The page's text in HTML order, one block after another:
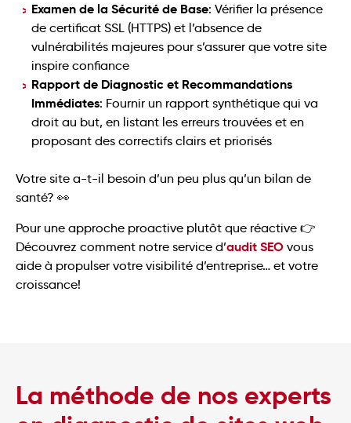
Examen de la Sécurité de Base: Vérifier la présence
de certificat SSL (HTTPS) et l’absence de
vulnérabilités majeures pour s’assurer que votre site
inspire confiance
Rapport de Diagnostic et Recommandations
Immédiates: Fournir un rapport synthétique qui va
droit au but, en listant les erreurs trouvées et en
proposant des correctifs clairs et priorisés
Votre site a-t-il besoin d’un peu plus qu’un bilan de
santé? 👀
Pour une approche proactive plutôt que réactive 👉
Découvrez comment notre service d’audit SEO vous
aide à propulser votre visibilité d’entreprise… et votre
croissance!
La méthode de nos experts